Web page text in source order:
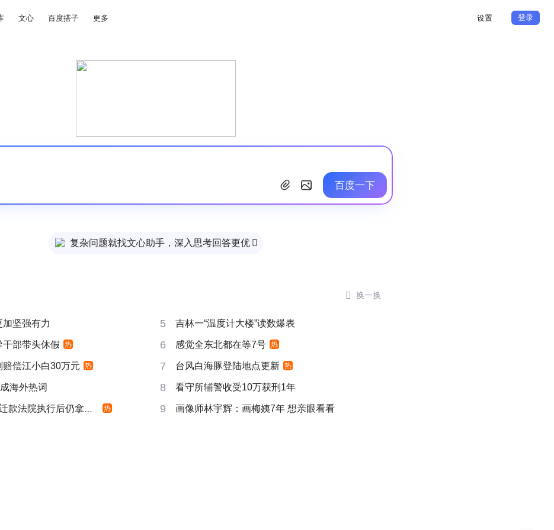
文心 百度搭子 更多 设置 登录
百度一下
复杂问题就找文心助手，深入思考回答更优 
 换一换
坚强有力 5 吉林一“温度计大楼”读数爆表
干部带头休假 热 6 感觉全东北都在等7号 热
赔偿江小白30万元 热 7 台风白海豚登陆地点更新 热
海外热词 8 看守所辅警收受10万获刑1年
法院执行后仍拿不到 热 9 画像师林宇辉：画梅姨7年 想亲眼看看